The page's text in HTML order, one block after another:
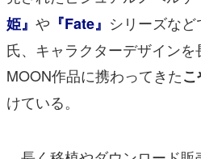
姫』 や 『Fate』 シリーズな
氏、キャラクターデザイン
MOON作品に携わってきた
けている。